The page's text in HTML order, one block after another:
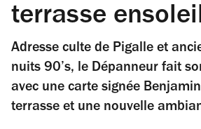
terrasse
Adresse culte de Pigalle et
nuits 90’s, le Dépanneur fait
avec une carte signée
terrasse et une nouvelle